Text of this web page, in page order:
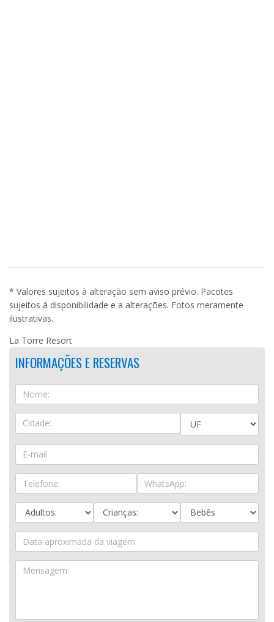
* Valores sujeitos à alteração sem aviso prévio. Pacotes
sujeitos á disponibilidade e a alterações. Fotos meramente
ilustrativas.
La Torre Resort
INFORMAÇÕES E RESERVAS